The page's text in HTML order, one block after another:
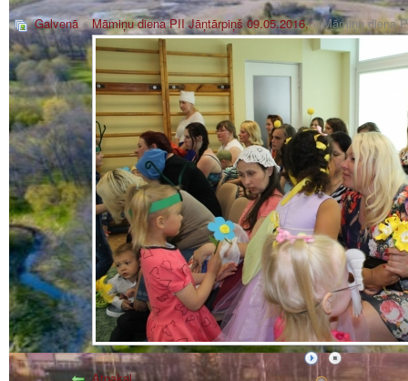
Galvenā»Māmiņu diena PII Jāņtārpiņš 09.05.2016.» Māmiņu diena